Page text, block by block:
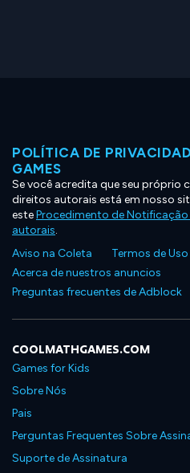
POLÍTICA DE
GAMES
Se você acredita que seu
direitos autorais está em nosso
esteProcedimento de
autorais.
Aviso na Coleta
Termos de Uso
Acerca de nuestros anuncios
Preguntas frecuentes de Adblock
COOLMATHGAMES.COM
Games for Kids
Sobre Nós
Pais
Perguntas Frequentes Sobre
Suporte de Assinatura